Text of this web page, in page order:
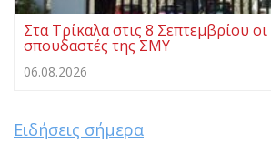
Στα Τρίκαλα στις 8 Σεπτεμβρίου οι
σπουδαστές της ΣΜΥ
06.08.2026
Ειδήσεις σήμερα